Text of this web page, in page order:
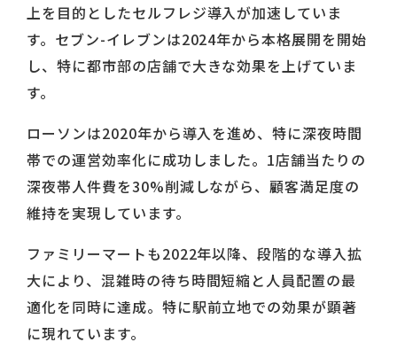
上を目的としたセルフレジ導入が加速していま
す。セブン-イレブンは2024年から本格展開を開始
し、特に都市部の店舗で大きな効果を上げていま
す。
ローソンは2020年から導入を進め、特に深夜時間
帯での運営効率化に成功しました。1店舗当たりの
深夜帯人件費を30%削減しながら、顧客満足度の
維持を実現しています。
ファミリーマートも2022年以降、段階的な導入拡
大により、混雑時の待ち時間短縮と人員配置の最
適化を同時に達成。特に駅前立地での効果が顕著
に現れています。